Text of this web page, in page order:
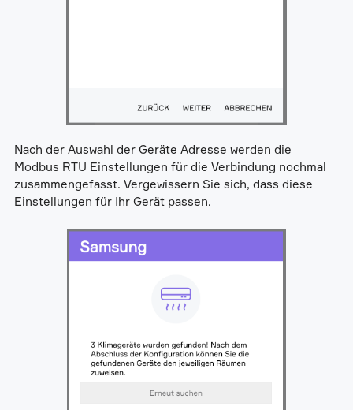
Nach der Auswahl der Geräte Adresse werden die
Modbus RTU Einstellungen für die Verbindung nochmal
zusammengefasst. Vergewissern Sie sich, dass diese
Einstellungen für Ihr Gerät passen.